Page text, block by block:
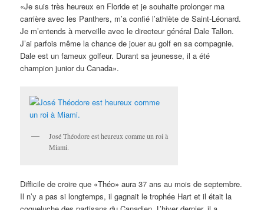
«Je suis très heureux en Floride et je souhaite prolonger ma
carrière avec les Panthers, m’a confié l’athlète de Saint-Léonard.
Je m’entends à merveille avec le directeur général Dale Tallon.
J’ai parfois même la chance de jouer au golf en sa compagnie.
Dale est un fameux golfeur. Durant sa jeunesse, il a été
champion junior du Canada».
José Théodore est heureux comme un roi à
Miami.
Difficile de croire que «Théo» aura 37 ans au mois de septembre.
Il n’y a pas si longtemps, il gagnait le trophée Hart et il était la